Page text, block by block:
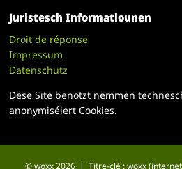
Juristesch Informatiounen
Droit de réponse
Impressum
Datenschutz
Dëse Site benotzt nëmmen
anonymiséiert Cookies.
© woxx 2026 | Titre-clé : woxx